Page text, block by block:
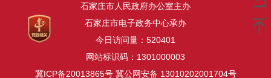
石家庄市人民政府办公室主办
石家庄市电子政务中心承办
今日访问量： 520401
网站标识码：1301000003
冀ICP备20013865号 冀公网安备 13010202001704号